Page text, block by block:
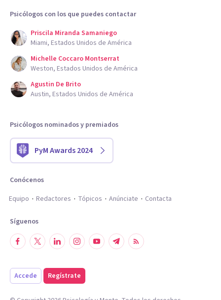
Psicólogos con los que puedes contactar
Priscila Miranda Samaniego
Miami, Estados Unidos de América
Michelle Coccaro Montserrat
Weston, Estados Unidos de América
Agustin De Brito
Austin, Estados Unidos de América
Psicólogos nominados y premiados
PyM Awards 2024
Conócenos
Equipo
Redactores Tópicos Anúnciate Contacta
Síguenos
Accede Regístrate